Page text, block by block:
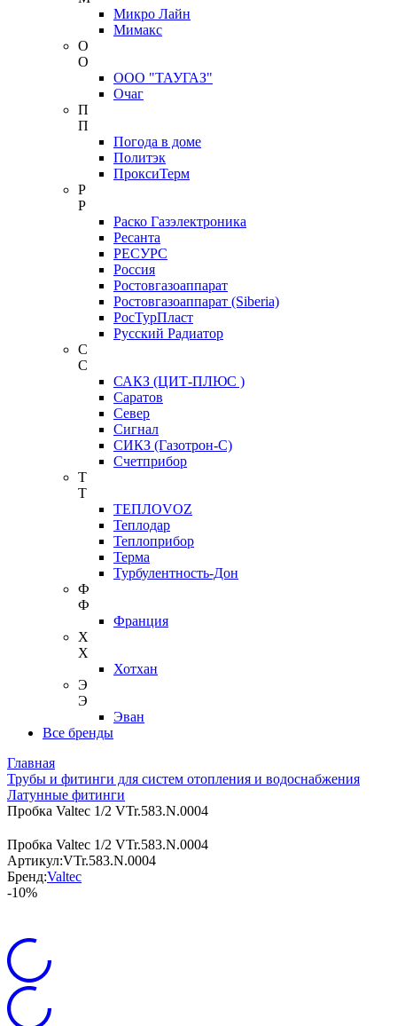
Микро Лайн
Мимакс
О
О
ООО "ТАУГАЗ"
Очаг
П
П
Погода в доме
Политэк
ПроксиТерм
Р
Р
Раско Газэлектроника
Ресанта
РЕСУРС
Россия
Ростовгазоаппарат
Ростовгазоаппарат (Siberia)
РосТурПласт
Русский Радиатор
С
С
САКЗ (ЦИТ-ПЛЮС )
Саратов
Север
Сигнал
СИКЗ (Газотрон-С)
Счетприбор
Т
Т
ТЕПЛОVOZ
Теплодар
Теплоприбор
Терма
Турбулентность-Дон
Ф
Ф
Франция
Х
Х
Хотхан
Э
Э
Эван
Все бренды
Главная
Трубы и фитинги для систем отопления и водоснабжения
Латунные фитинги
Пробка Valteс 1/2 VTr.583.N.0004
Пробка Valteс 1/2 VTr.583.N.0004
Артикул:VTr.583.N.0004
Бренд:Valtec
-10%